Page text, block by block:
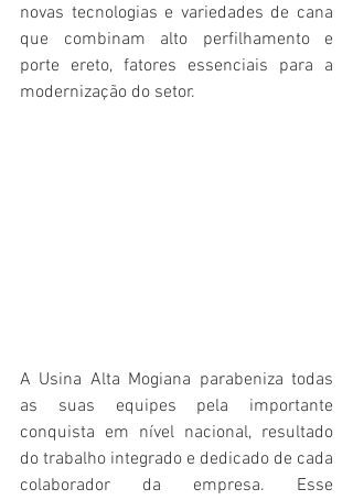
novas tecnologias e variedades de cana
que combinam alto perfilhamento e
porte ereto, fatores essenciais para a
modernização do setor.
A Usina Alta Mogiana parabeniza todas
as suas equipes pela importante
conquista em nível nacional, resultado
do trabalho integrado e dedicado de cada
colaborador da empresa. Esse